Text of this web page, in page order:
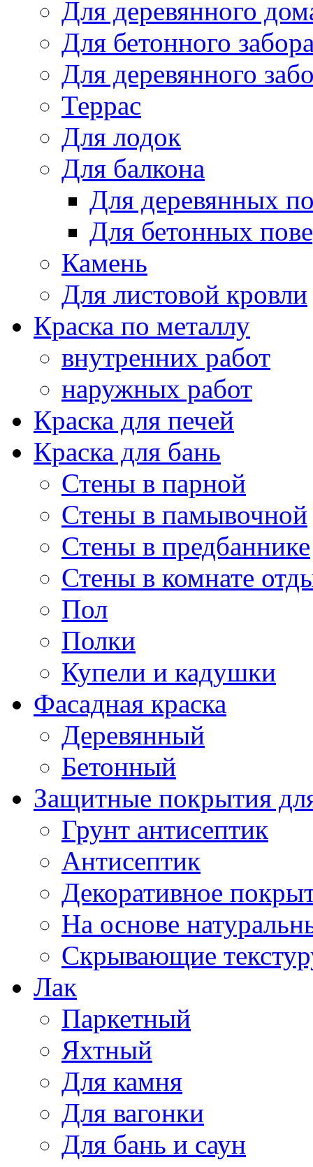
Для деревянного
Для бетонного
Для деревянного
Террас
Для лодок
Для балкона
Для деревянных
Для бетонных
Камень
Для листовой кровли
Краска по металлу
внутренних работ
наружных работ
Краска для печей
Краска для бань
Стены в парной
Стены в памывочной
Стены в предбаннике
Стены в комнате
Пол
Полки
Купели и кадушки
Фасадная краска
Деревянный
Бетонный
Защитные покрытия
Грунт антисептик
Антисептик
Декоративное
На основе
Скрывающие
Лак
Паркетный
Яхтный
Для камня
Для вагонки
Для бань и саун